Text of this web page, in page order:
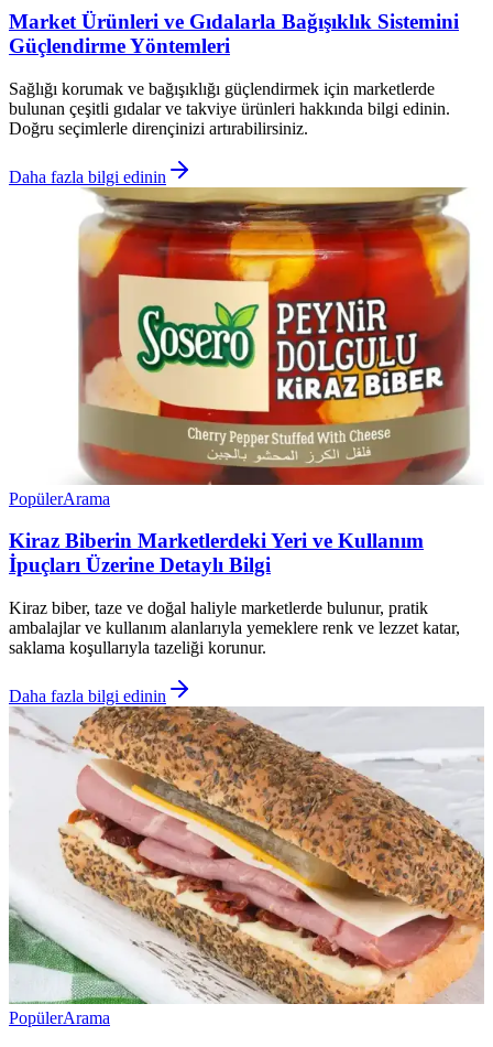
Market Ürünleri ve Gıdalarla Bağışıklık Sistemini
Güçlendirme Yöntemleri
Sağlığı korumak ve bağışıklığı güçlendirmek için marketlerde
bulunan çeşitli gıdalar ve takviye ürünleri hakkında bilgi edinin.
Doğru seçimlerle dirençinizi artırabilirsiniz.
Daha fazla bilgi edinin
PopülerArama
Kiraz Biberin Marketlerdeki Yeri ve Kullanım
İpuçları Üzerine Detaylı Bilgi
Kiraz biber, taze ve doğal haliyle marketlerde bulunur, pratik
ambalajlar ve kullanım alanlarıyla yemeklere renk ve lezzet katar,
saklama koşullarıyla tazeliği korunur.
Daha fazla bilgi edinin
PopülerArama